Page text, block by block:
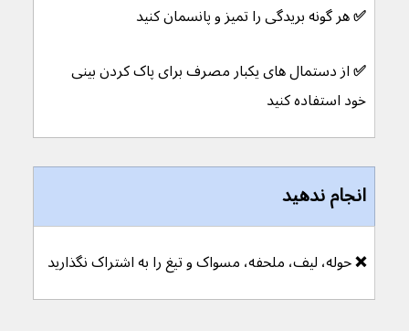
✅ هر گونه بریدگی را تمیز و پانسمان کنید
✅ از دستمال های یکبار مصرف برای پاک کردن بینی
خود استفاده کنید
انجام ندهید
❌ حوله، لیف، ملحفه، مسواک و تیغ را به اشتراک نگذارید